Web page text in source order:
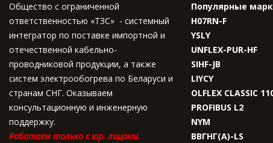
Общество с ограниченной
ответственностью «ТЗС» - системный
интегратор по поставке импортной и
отечественной кабельно-
проводниковой продукции, а также
систем электрообогрева по Беларуси и
странам СНГ. Оказываем
консультационную и инженерную
поддержку.
Работаем только с юр. лицами.
Популярные
H07RN-F
YSLY
UNFLEX-PUR-HF
SIHF-JB
LIYCY
OLFLEX CLASSIC
PROFIBUS L2
NYM
ВВГНГ(A)-LS